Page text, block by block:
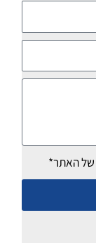
של האתר*